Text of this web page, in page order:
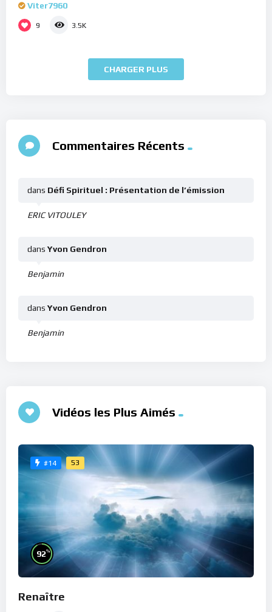
Viter7960
9 3.5K
CHARGER PLUS
Commentaires Récents
ERIC VITOULEY
dans Défi Spirituel : Présentation de l’émission
Benjamin
dans Yvon Gendron
Benjamin
dans Yvon Gendron
Vidéos les Plus Aimés
#14 53
92%
Renaître